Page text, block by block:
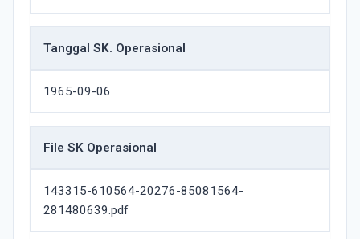
Tanggal SK. Operasional
1965-09-06
File SK Operasional
143315-610564-20276-85081564-
281480639.pdf